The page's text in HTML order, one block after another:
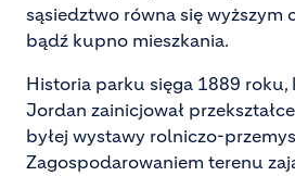
sąsiedztwo równa się wyższym
bądź kupno mieszkania.
Historia parku sięga 1889
Jordan zainicjował
byłej wystawy rolniczo-
Zagospodarowaniem terenu